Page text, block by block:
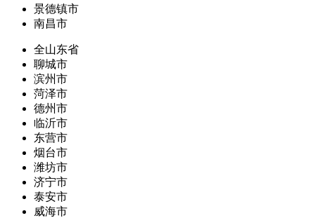
景德镇市
南昌市
全山东省
聊城市
滨州市
菏泽市
德州市
临沂市
东营市
烟台市
潍坊市
济宁市
泰安市
威海市